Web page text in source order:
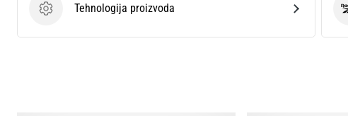
Tehnologija proizvoda
Tehnologija proizvoda